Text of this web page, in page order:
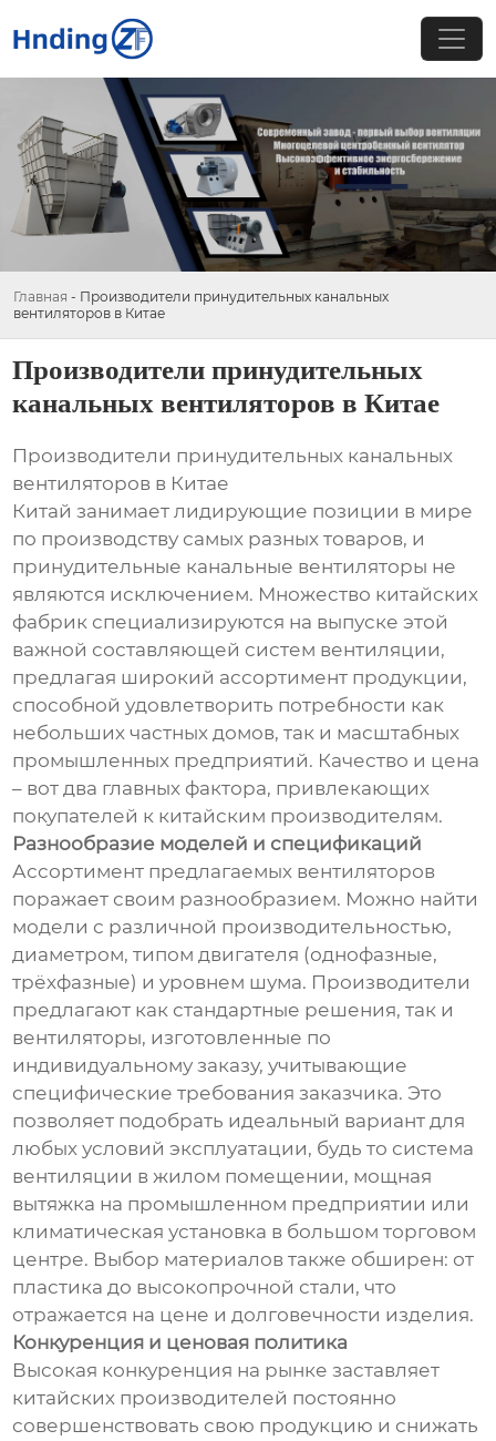
Главная - Производители принудительных канальных
вентиляторов в Китае
Производители принудительных
канальных вентиляторов в Китае
Производители принудительных канальных
вентиляторов в Китае
Китай занимает лидирующие позиции в мире
по производству самых разных товаров, и
принудительные канальные вентиляторы не
являются исключением. Множество китайских
фабрик специализируются на выпуске этой
важной составляющей систем вентиляции,
предлагая широкий ассортимент продукции,
способной удовлетворить потребности как
небольших частных домов, так и масштабных
промышленных предприятий. Качество и цена
– вот два главных фактора, привлекающих
покупателей к китайским производителям.
Разнообразие моделей и спецификаций
Ассортимент предлагаемых вентиляторов
поражает своим разнообразием. Можно найти
модели с различной производительностью,
диаметром, типом двигателя (однофазные,
трёхфазные) и уровнем шума. Производители
предлагают как стандартные решения, так и
вентиляторы, изготовленные по
индивидуальному заказу, учитывающие
специфические требования заказчика. Это
позволяет подобрать идеальный вариант для
любых условий эксплуатации, будь то система
вентиляции в жилом помещении, мощная
вытяжка на промышленном предприятии или
климатическая установка в большом торговом
центре. Выбор материалов также обширен: от
пластика до высокопрочной стали, что
отражается на цене и долговечности изделия.
Конкуренция и ценовая политика
Высокая конкуренция на рынке заставляет
китайских производителей постоянно
совершенствовать свою продукцию и снижать